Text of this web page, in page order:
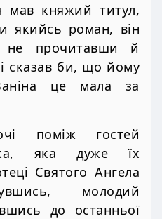
мав княжий титул,
якийсь роман, він
не прочитавши й
сказав би, що йому
це мала за
поміж гостей
яка дуже їх
Святого Ангела
молодий
до останньої